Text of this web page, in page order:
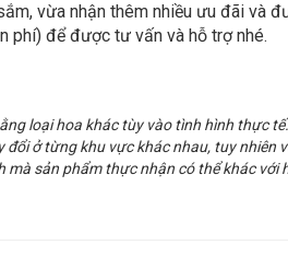
vừa nhận thêm nhiều ưu đãi và
phí) để được tư vấn và hỗ trợ nhé.
loại hoa khác tùy vào tình hình thực tế.
đổi ở từng khu vực khác nhau, tuy
mà sản phẩm thực nhận có thể khác